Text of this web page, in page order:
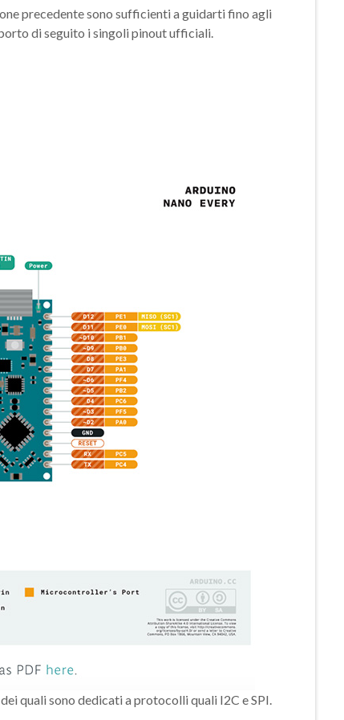
precedente sono sufficienti a guidarti fino agli
di seguito i singoli pinout ufficiali.
quali sono dedicati a protocolli quali I2C e SPI.